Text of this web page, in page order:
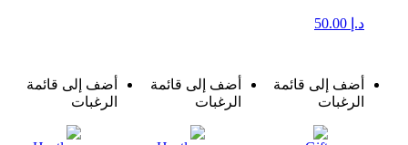
د.إ
أضف إلى قائمة
الرغبات
أضف إلى قائمة
الرغبات
أضف إلى قائمة
الرغبات